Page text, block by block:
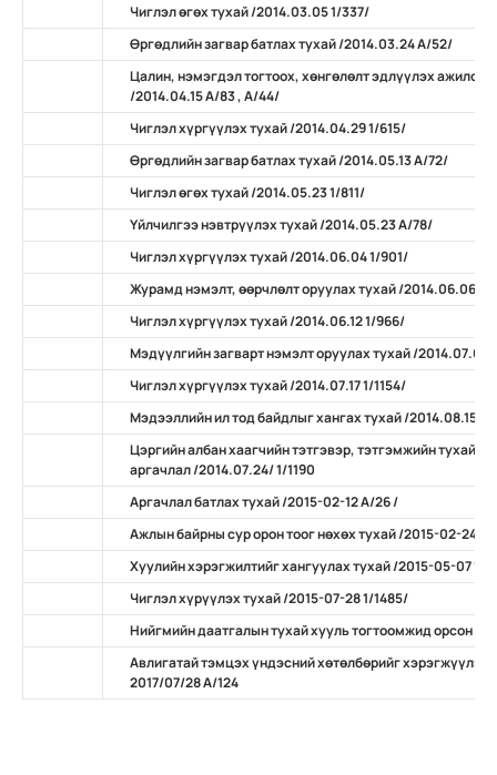
Чиглэл өгөх тухай /2014.03.05 1/337/
Өргөдлийн загвар батлах тухай /2014.03.24 А/52/
Цалин, нэмэгдэл тогтоох, хөнгөлөлт эдлүүлэх
/2014.04.15 А/83 , А/44/
Чиглэл хүргүүлэх тухай /2014.04.29 1/615/
Өргөдлийн загвар батлах тухай /2014.05.13 А/72/
Чиглэл өгөх тухай /2014.05.23 1/811/
Үйлчилгээ нэвтрүүлэх тухай /2014.05.23 А/78/
Чиглэл хүргүүлэх тухай /2014.06.04 1/901/
Журамд нэмэлт, өөрчлөлт оруулах тухай /2014.06.06
Чиглэл хүргүүлэх тухай /2014.06.12 1/966/
Мэдүүлгийн загварт нэмэлт оруулах тухай /2014.07.07
Чиглэл хүргүүлэх тухай /2014.07.17 1/1154/
Мэдээллийн ил тод байдлыг хангах тухай /2014.08.15
Цэргийн албан хаагчийн тэтгэвэр, тэтгэмжийн тухай
аргачлал /2014.07.24/ 1/1190
Аргачлал батлах тухай /2015-02-12 А/26 /
Ажлын байрны сур орон тоог нөхөх тухай /2015-02-24 А/
Хуулийн хэрэгжилтийг хангуулах тухай /2015-05-07 11/
Чиглэл хүрүүлэх тухай /2015-07-28 1/1485/
Нийгмийн даатгалын тухай хууль тогтоомжид орсон
Авлигатай тэмцэх үндэсний хөтөлбөрийг хэрэгжүүлэх
2017/07/28 А/124